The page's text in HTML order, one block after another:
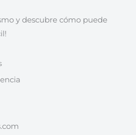
y descubre cómo puede